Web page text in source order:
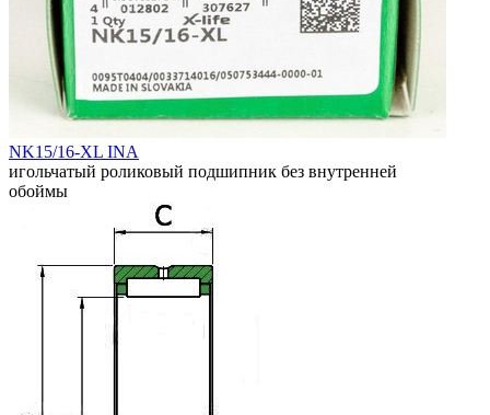
NK15/16-XL INA
игольчатый роликовый подшипник без внутренней
обоймы